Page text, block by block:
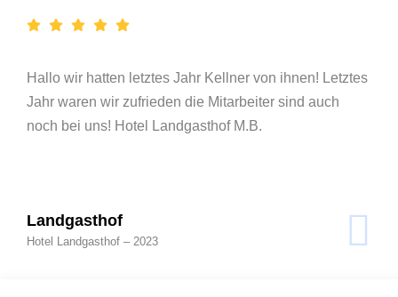
Hallo wir hatten letztes Jahr Kellner von ihnen! Letztes
Jahr waren wir zufrieden die Mitarbeiter sind auch
noch bei uns! Hotel Landgasthof M.B.
Landgasthof
Hotel Landgasthof – 2023